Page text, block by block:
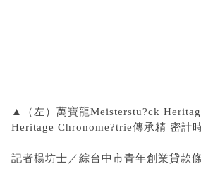
▲（左）萬寶龍Meisterstu?ck
Heritage Chronome?trie傳承精 密計
記者楊坊士／綜台中市青年創業貸款